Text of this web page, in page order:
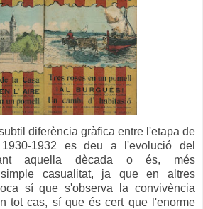
diferència gràfica entre l'etapa de
1932 es deu a l'evolució del
aquella dècada o és, més
simple casualitat, ja que en altres
sí que s'observa la convivència
tot cas, sí que és cert que l'enorme